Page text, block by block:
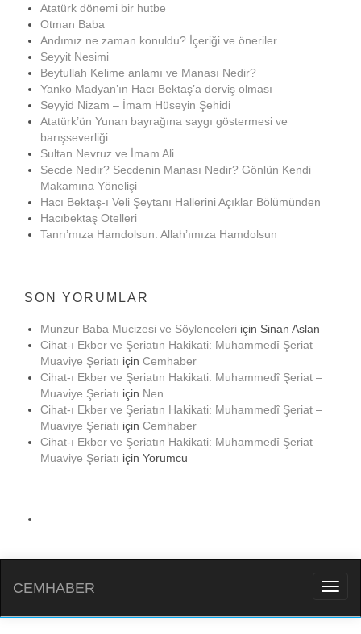
Atatürk dönemi bir hutbe
Otman Baba
Andımız ne zaman konuldu? İçeriği ve öneriler
Seyyit Nesimi
Beytullah Kelime anlamı ve Manası Nedir?
Yanko Madyan’ın Hacı Bektaş’a derviş olması
Seyyid Nizam – İmam Hüseyin Şehidi
Atatürk’ün Yunan bayrağına saygı göstermesi ve
barışseverliği
Sultan Nevruz ve İmam Ali
Secde Nedir? Secdenin Manası Nedir? Gönlün Kendi
Makamına Yönelişi
Hacı Bektaş-ı Veli Şeytanı Hallerini Açıklar Bölümünden
Hacıbektaş Otelleri
Tanrı’mıza Hamdolsun. Allah’ımıza Hamdolsun
SON YORUMLAR
Munzur Baba Mucizesi ve Söylenceleri için Sinan Aslan
Cihat-ı Ekber ve Şeriatın Hakikati: Muhammedî Şeriat –
Muaviye Şeriatı için Cemhaber
Cihat-ı Ekber ve Şeriatın Hakikati: Muhammedî Şeriat –
Muaviye Şeriatı için Nen
Cihat-ı Ekber ve Şeriatın Hakikati: Muhammedî Şeriat –
Muaviye Şeriatı için Cemhaber
Cihat-ı Ekber ve Şeriatın Hakikati: Muhammedî Şeriat –
Muaviye Şeriatı için Yorumcu
CEMHABER